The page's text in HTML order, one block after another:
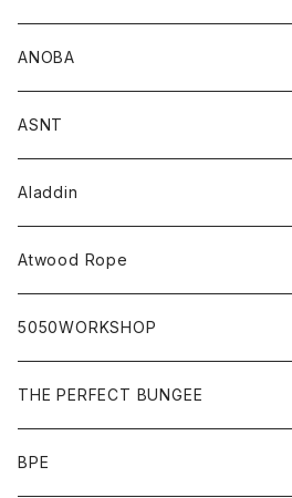
ANOBA
ASNT
Aladdin
Atwood Rope
5050WORKSHOP
THE PERFECT BUNGEE
BPE